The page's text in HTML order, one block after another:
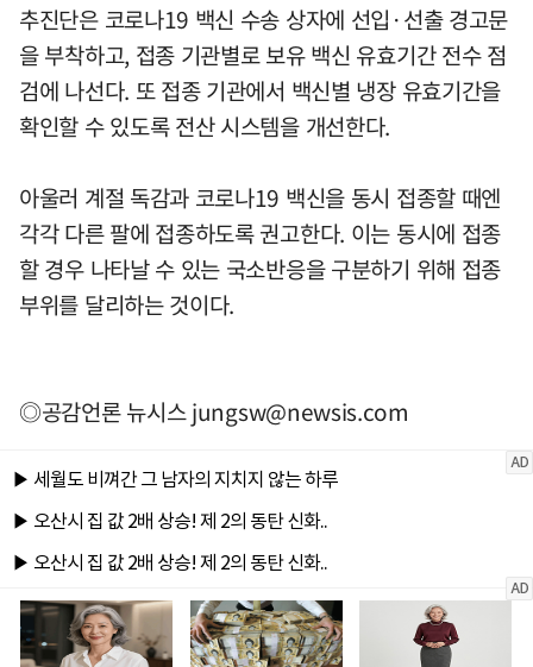
추진단은 코로나19 백신 수송 상자에 선입·선출 경고문
을 부착하고, 접종 기관별로 보유 백신 유효기간 전수 점
검에 나선다. 또 접종 기관에서 백신별 냉장 유효기간을
확인할 수 있도록 전산 시스템을 개선한다.
아울러 계절 독감과 코로나19 백신을 동시 접종할 때엔
각각 다른 팔에 접종하도록 권고한다. 이는 동시에 접종
할 경우 나타날 수 있는 국소반응을 구분하기 위해 접종
부위를 달리하는 것이다.
◎공감언론 뉴시스jungsw@newsis.com